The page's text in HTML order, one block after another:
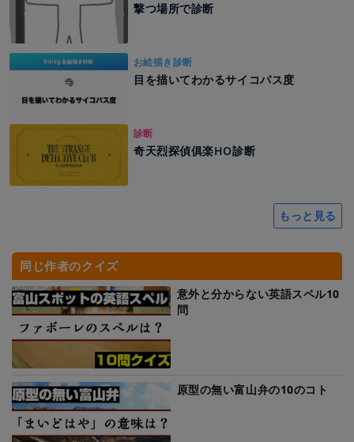
撃つ場所で診断
お絵描き診断
目を描いてわかるサイコパス度
診断
奇天烈探偵俱楽HO診断
もっと見る
同じ作者のクイズ
意外と分からない英語スペル10
問
原型の無い富山弁の10のコト